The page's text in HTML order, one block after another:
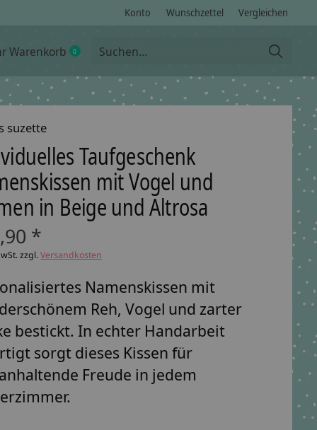
Konto Wunschzettel Vergleichen
Warenkorb 0items
suzette
Taufgeschenk
mit Vogel und
in Beige und Altrosa
*
zzgl.Versandkosten
Namenskissen mit
Reh, Vogel und zarter
bestickt. In echter Handarbeit
sorgt dieses Kissen für
Freude in jedem